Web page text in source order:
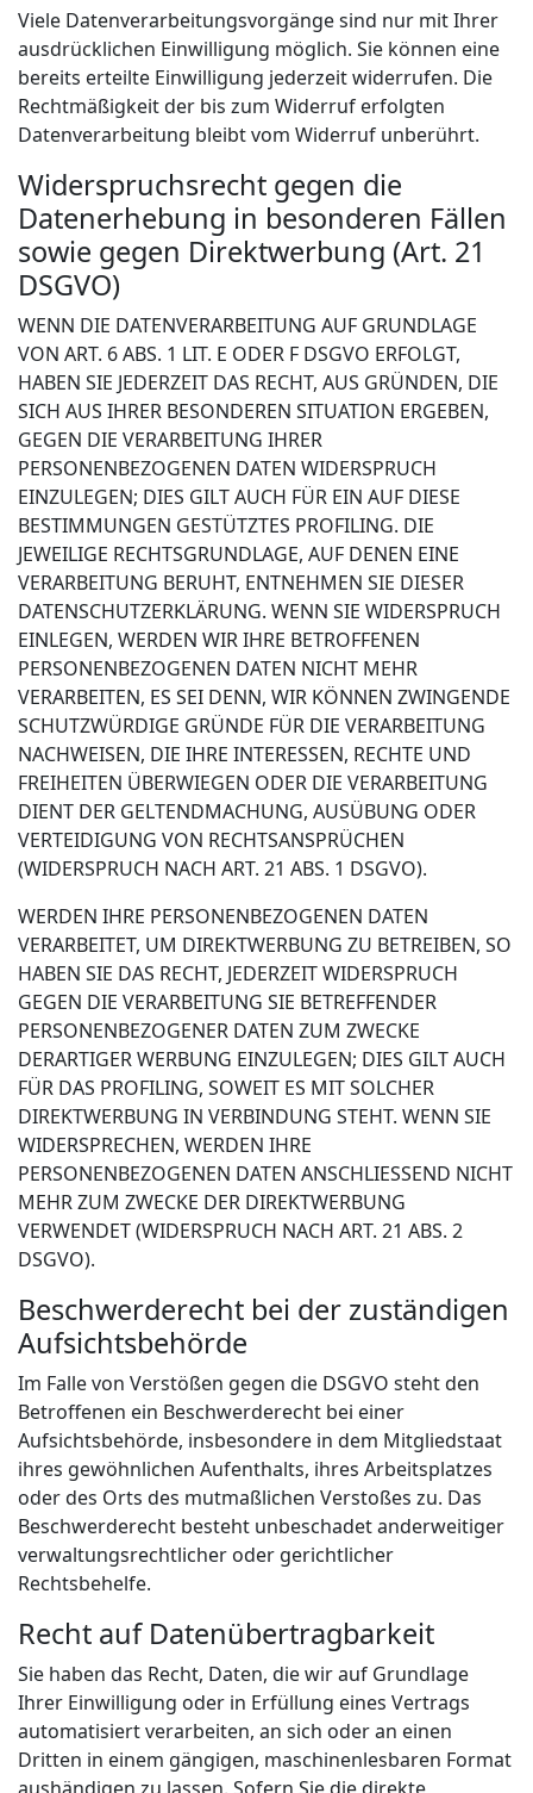
Viele Datenverarbeitungsvorgänge sind nur mit Ihrer
ausdrücklichen Einwilligung möglich. Sie können eine
bereits erteilte Einwilligung jederzeit widerrufen. Die
Rechtmäßigkeit der bis zum Widerruf erfolgten
Datenverarbeitung bleibt vom Widerruf unberührt.
Widerspruchsrecht gegen die
Datenerhebung in besonderen Fällen
sowie gegen Direktwerbung (Art. 21
DSGVO)
WENN DIE DATENVERARBEITUNG AUF GRUNDLAGE
VON ART. 6 ABS. 1 LIT. E ODER F DSGVO ERFOLGT,
HABEN SIE JEDERZEIT DAS RECHT, AUS GRÜNDEN, DIE
SICH AUS IHRER BESONDEREN SITUATION ERGEBEN,
GEGEN DIE VERARBEITUNG IHRER
PERSONENBEZOGENEN DATEN WIDERSPRUCH
EINZULEGEN; DIES GILT AUCH FÜR EIN AUF DIESE
BESTIMMUNGEN GESTÜTZTES PROFILING. DIE
JEWEILIGE RECHTSGRUNDLAGE, AUF DENEN EINE
VERARBEITUNG BERUHT, ENTNEHMEN SIE DIESER
DATENSCHUTZERKLÄRUNG. WENN SIE WIDERSPRUCH
EINLEGEN, WERDEN WIR IHRE BETROFFENEN
PERSONENBEZOGENEN DATEN NICHT MEHR
VERARBEITEN, ES SEI DENN, WIR KÖNNEN ZWINGENDE
SCHUTZWÜRDIGE GRÜNDE FÜR DIE VERARBEITUNG
NACHWEISEN, DIE IHRE INTERESSEN, RECHTE UND
FREIHEITEN ÜBERWIEGEN ODER DIE VERARBEITUNG
DIENT DER GELTENDMACHUNG, AUSÜBUNG ODER
VERTEIDIGUNG VON RECHTSANSPRÜCHEN
(WIDERSPRUCH NACH ART. 21 ABS. 1 DSGVO).
WERDEN IHRE PERSONENBEZOGENEN DATEN
VERARBEITET, UM DIREKTWERBUNG ZU BETREIBEN, SO
HABEN SIE DAS RECHT, JEDERZEIT WIDERSPRUCH
GEGEN DIE VERARBEITUNG SIE BETREFFENDER
PERSONENBEZOGENER DATEN ZUM ZWECKE
DERARTIGER WERBUNG EINZULEGEN; DIES GILT AUCH
FÜR DAS PROFILING, SOWEIT ES MIT SOLCHER
DIREKTWERBUNG IN VERBINDUNG STEHT. WENN SIE
WIDERSPRECHEN, WERDEN IHRE
PERSONENBEZOGENEN DATEN ANSCHLIESSEND NICHT
MEHR ZUM ZWECKE DER DIREKTWERBUNG
VERWENDET (WIDERSPRUCH NACH ART. 21 ABS. 2
DSGVO).
Beschwerde­recht bei der zuständigen
Aufsichts­behörde
Im Falle von Verstößen gegen die DSGVO steht den
Betroffenen ein Beschwerderecht bei einer
Aufsichtsbehörde, insbesondere in dem Mitgliedstaat
ihres gewöhnlichen Aufenthalts, ihres Arbeitsplatzes
oder des Orts des mutmaßlichen Verstoßes zu. Das
Beschwerderecht besteht unbeschadet anderweitiger
verwaltungsrechtlicher oder gerichtlicher
Rechtsbehelfe.
Recht auf Daten­übertrag­barkeit
Sie haben das Recht, Daten, die wir auf Grundlage
Ihrer Einwilligung oder in Erfüllung eines Vertrags
automatisiert verarbeiten, an sich oder an einen
Dritten in einem gängigen, maschinenlesbaren Format